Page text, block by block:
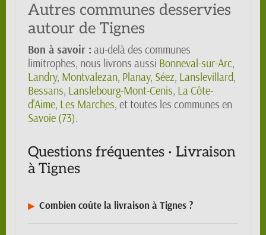
Autres communes desservies
autour de Tignes
Bon à savoir : au-delà des communes
limitrophes, nous livrons aussi Bonneval-sur-Arc,
Landry, Montvalezan, Planay, Séez, Lanslevillard,
Bessans, Lanslebourg-Mont-Cenis, La Côte-
d'Aime, Les Marches, et toutes les communes en
Savoie (73).
Questions fréquentes · Livraison
à Tignes
Combien coûte la livraison à Tignes ?